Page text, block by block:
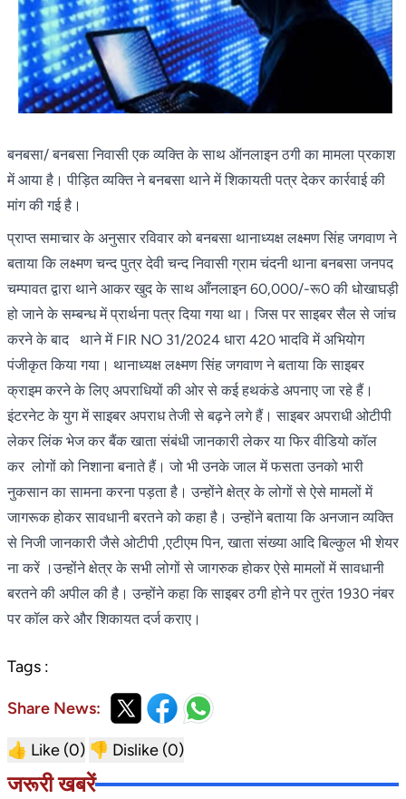
बनबसा/ बनबसा निवासी एक व्यक्ति के साथ ऑनलाइन ठगी का मामला प्रकाश
में आया है। पीड़ित व्यक्ति ने बनबसा थाने में शिकायती पत्र देकर कार्रवाई की
मांग की गई है।
प्राप्त समाचार के अनुसार रविवार को बनबसा थानाध्यक्ष लक्ष्मण सिंह जगवाण ने
बताया कि लक्ष्मण चन्द पुत्र देवी चन्द निवासी ग्राम चंदनी थाना बनबसा जनपद
चम्पावत द्वारा थाने आकर खुद के साथ आँनलाइन 60,000/-रू0 की धोखाघड़ी
हो जाने के सम्बन्ध में प्रार्थना पत्र दिया गया था। जिस पर साइबर सैल से जांच
करने के बाद थाने में FIR NO 31/2024 धारा 420 भादवि में अभियोग
पंजीकृत किया गया। थानाध्यक्ष लक्ष्मण सिंह जगवाण ने बताया कि साइबर
क्राइम करने के लिए अपराधियों की ओर से कई हथकंडे अपनाए जा रहे हैं।
इंटरनेट के युग में साइबर अपराध तेजी से बढ़ने लगे हैं। साइबर अपराधी ओटीपी
लेकर लिंक भेज कर बैंक खाता संबंधी जानकारी लेकर या फिर वीडियो कॉल
कर लोगों को निशाना बनाते हैं। जो भी उनके जाल में फसता उनको भारी
नुकसान का सामना करना पड़ता है। उन्होंने क्षेत्र के लोगों से ऐसे मामलों में
जागरूक होकर सावधानी बरतने को कहा है। उन्होंने बताया कि अनजान व्यक्ति
से निजी जानकारी जैसे ओटीपी ,एटीएम पिन, खाता संख्या आदि बिल्कुल भी शेयर
ना करें ।उन्होंने क्षेत्र के सभी लोगों से जागरुक होकर ऐसे मामलों में सावधानी
बरतने की अपील की है। उन्होंने कहा कि साइबर ठगी होने पर तुरंत 1930 नंबर
पर कॉल करे और शिकायत दर्ज कराए।
Tags :
Share News:
👍 Like (0) 👎 Dislike (0)
जरूरी खबरें